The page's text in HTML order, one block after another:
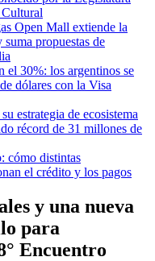
Open Mall extiende la
propuestas de
el 30%: los argentinos se
dólares con la Visa
estrategia de ecosistema
récord de 31 millones de
cómo distintas
el crédito y los pagos
y una nueva
para
Encuentro